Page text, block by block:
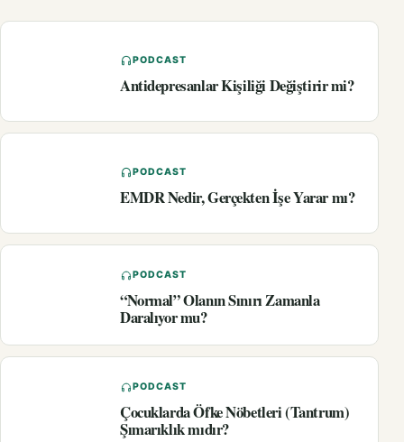
PODCAST
Antidepresanlar Kişiliği Değiştirir mi?
PODCAST
EMDR Nedir, Gerçekten İşe Yarar mı?
PODCAST
“Normal” Olanın Sınırı Zamanla
Daralıyor mu?
PODCAST
Çocuklarda Öfke Nöbetleri (Tantrum)
Şımarıklık mıdır?